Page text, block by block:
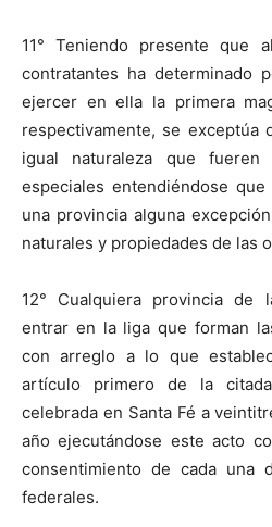
11° Teniendo presente que
contratantes ha determinado
ejercer en ella la primera
respectivamente, se exceptúa
igual naturaleza que fueren
especiales entendiéndose
una provincia alguna
naturales y propiedades de las
12° Cualquiera provincia de
entrar en la liga que forman
con arreglo a lo que
artículo primero de la
celebrada en Santa Fé a
año ejecutándose este acto
consentimiento de cada una
federales.